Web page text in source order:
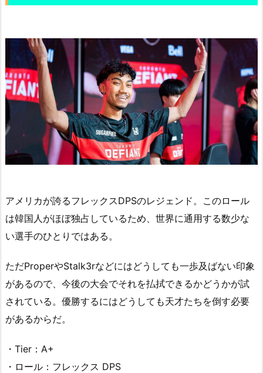
アメリカが誇るフレックスDPSのレジェンド。このロール
は韓国人がほぼ独占しているため、世界に通用する数少な
い選手のひとりではある。
ただProperやStalk3rなどにはどうしても一歩及ばない印象
があるので、今後の大会でそれを払拭できるかどうかが試
されている。優勝するにはどうしても天才たちを倒す必要
があるからだ。
・Tier：A+
・ロール：フレックス DPS